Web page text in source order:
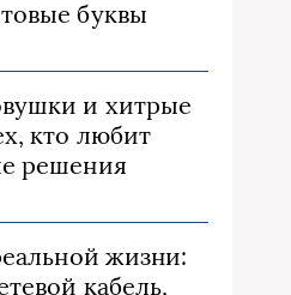
буквы
и хитрые
кто любит
решения
жизни:
кабель,